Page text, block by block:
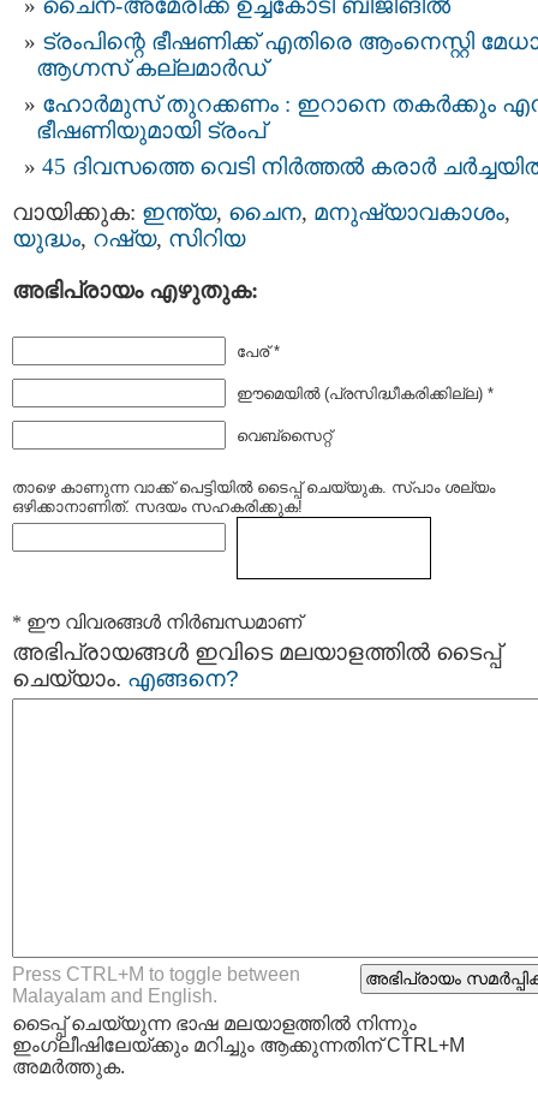
ചൈന-അമേരിക്ക ഉച്ചകോടി ബീജിങിൽ
ട്രംപിന്റെ ഭീഷണിക്ക് എതിരെ ആംനെസ്റ്റി
ആഗ്നസ് കല്ലമാർഡ്
ഹോർമുസ് തുറക്കണം : ഇറാനെ തകർക്കും
ഭീഷണിയുമായി ട്രംപ്
45 ദിവസത്തെ വെടി നിർത്തൽ കരാര്‍
വായിക്കുക: ഇന്ത്യ, ചൈന, മനുഷ്യാവകാശം,
യുദ്ധം, റഷ്യ, സിറിയ
അഭിപ്രായം എഴുതുക:
പേര് *
ഈമെയില്‍ (പ്രസിദ്ധീകരിക്കില്ല) *
വെബ്സൈറ്റ്
താഴെ കാണുന്ന വാക്ക് പെട്ടിയില്‍ ടൈപ്പ്‌ ചെയ്യുക. സ്പാം ശല്യം
ഒഴിക്കാനാണിത്. സദയം സഹകരിക്കുക!
* ഈ വിവരങ്ങള്‍ നിര്‍ബന്ധമാണ്
അഭിപ്രായങ്ങള്‍ ഇവിടെ മലയാളത്തില്‍ ടൈപ്പ്
ചെയ്യാം. എങ്ങനെ?
Press CTRL+M to toggle between
Malayalam and English.
ടൈപ്പ്‌ ചെയ്യുന്ന ഭാഷ മലയാളത്തില്‍ നിന്നും
ഇംഗ്ലീഷിലേയ്ക്കും മറിച്ചും ആക്കുന്നതിന് CTRL+M
അമര്‍ത്തുക.